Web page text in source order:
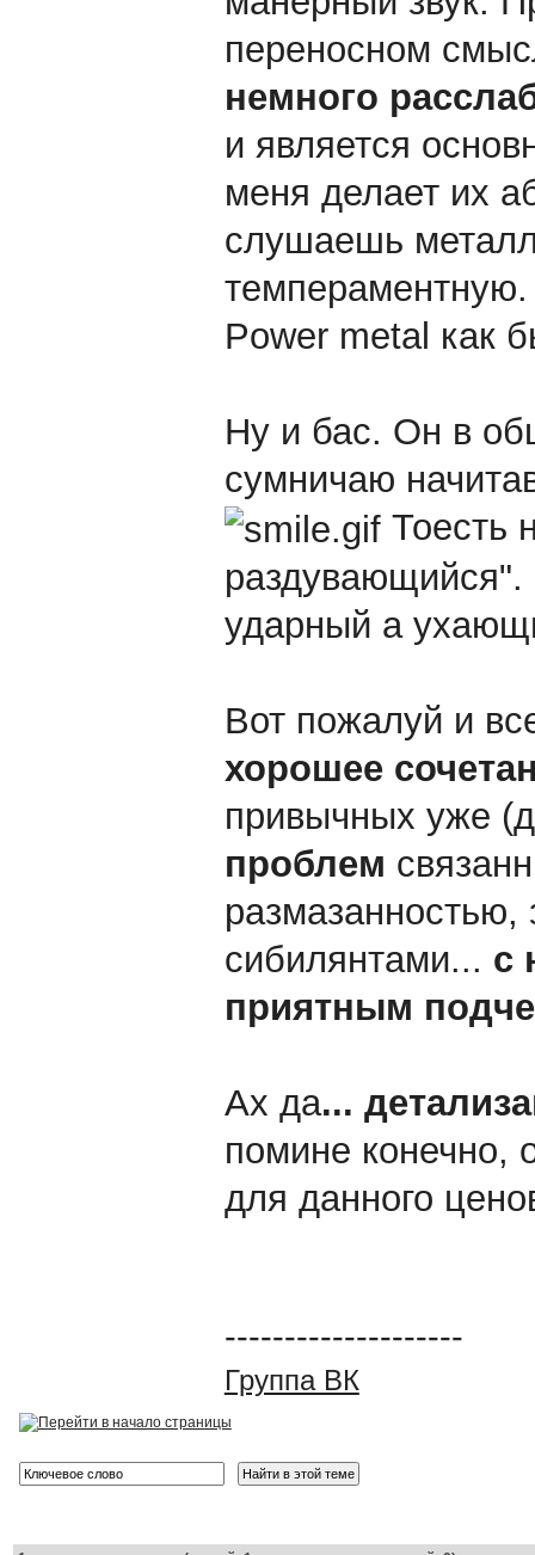
переносном
немного
и является
меня делает их
слушаешь
темпераментную.
Power metal как
Ну и бас. Он в
сумничаю
Тоесть
раздувающийся".
ударный а
Вот пожалуй и
хорошее
привычных уже
проблем
сибилянтами... с
приятным
Ах да...
помине конечно,
для данного
--------------------
Группа ВК